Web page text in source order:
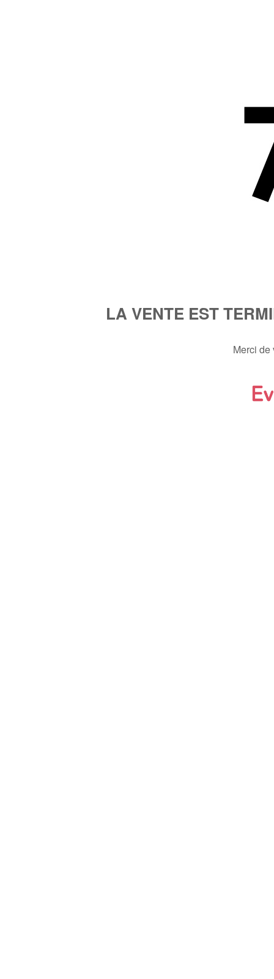
LA VENTE EST
Merci de